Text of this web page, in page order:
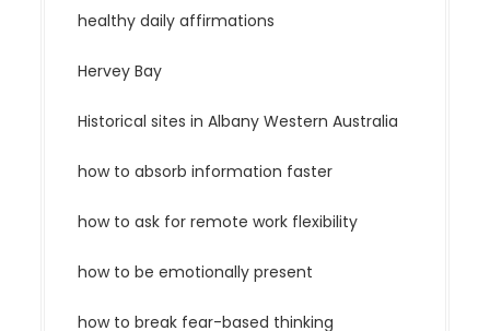
healthy daily affirmations
Hervey Bay
Historical sites in Albany Western Australia
how to absorb information faster
how to ask for remote work flexibility
how to be emotionally present
how to break fear-based thinking